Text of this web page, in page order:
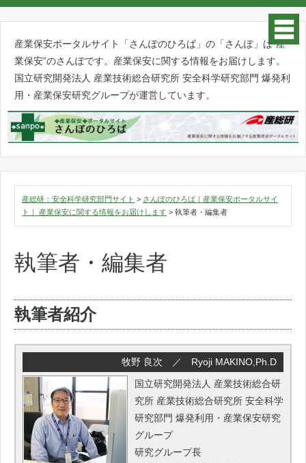
産業保安ポータルサイト「さんぽのひろば」の「さんぽ」は”産
業保安”のさんぽです。産業保安に関する情報をお届けします。
国立研究開発法人 産業技術総合研究所 安全科学研究部門 爆発利
用・産業保安研究グループが運営しています。
産総研：安全科学研究部門サイト > さんぽのひろば｜産業保安ポータルサイ
ト｜ 産業保安に関する情報をお届けします > 執筆者・編集者
執筆者・編集者
執筆者紹介
牧野 良次 ／ Ryoji MAKINO,Ph.D
国立研究開発法人 産業技術総合研
究所 産業技術総合研究所 安全科学
研究部門 爆発利用・産業保安研究
グループ
研究グループ長